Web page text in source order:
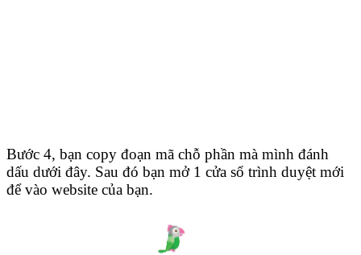
Bước 4, bạn copy đoạn mã chỗ phần mà mình đánh
dấu dưới đây. Sau đó bạn mở 1 cửa sổ trình duyệt mới
để vào website của bạn.